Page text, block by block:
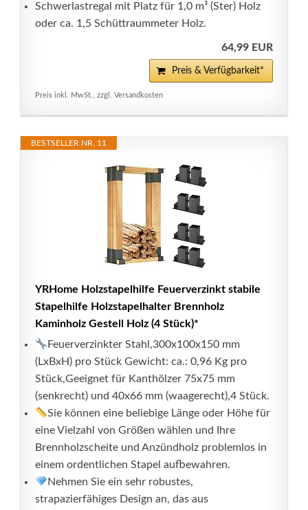
Schwerlastregal mit Platz für 1,0 m³ (Ster) Holz
oder ca. 1,5 Schüttraummeter Holz.
64,99 EUR
Preis & Verfügbarkeit*
Preis inkl. MwSt., zzgl. Versandkosten
BESTSELLER NR. 11
YRHome Holzstapelhilfe Feuerverzinkt stabile
Stapelhilfe Holzstapelhalter Brennholz
Kaminholz Gestell Holz (4 Stück)*
Feuerverzinkter Stahl,300x100x150 mm
(LxBxH) pro Stück Gewicht: ca.: 0,96 Kg pro
Stück,Geeignet für Kanthölzer 75x75 mm
(senkrecht) und 40x66 mm (waagerecht),4 Stück.
Sie können eine beliebige Länge oder Höhe für
eine Vielzahl von Größen wählen und Ihre
Brennholzscheite und Anzündholz problemlos in
einem ordentlichen Stapel aufbewahren.
Nehmen Sie ein sehr robustes,
strapazierfähiges Design an, das aus